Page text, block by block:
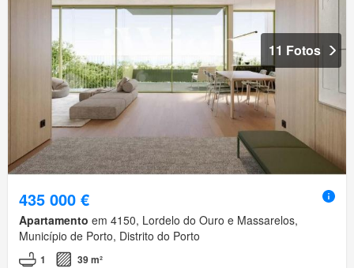
11 Fotos
435 000 €
Apartamento em 4150, Lordelo do Ouro e Massarelos,
Município de Porto, Distrito do Porto
1 39 m²